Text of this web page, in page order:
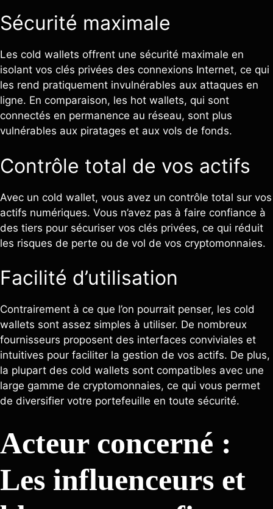
Sécurité maximale
Les cold wallets offrent une sécurité maximale en
isolant vos clés privées des connexions Internet, ce qui
les rend pratiquement invulnérables aux attaques en
ligne. En comparaison, les hot wallets, qui sont
connectés en permanence au réseau, sont plus
vulnérables aux piratages et aux vols de fonds.
Contrôle total de vos actifs
Avec un cold wallet, vous avez un contrôle total sur vos
actifs numériques. Vous n’avez pas à faire confiance à
des tiers pour sécuriser vos clés privées, ce qui réduit
les risques de perte ou de vol de vos cryptomonnaies.
Facilité d’utilisation
Contrairement à ce que l’on pourrait penser, les cold
wallets sont assez simples à utiliser. De nombreux
fournisseurs proposent des interfaces conviviales et
intuitives pour faciliter la gestion de vos actifs. De plus,
la plupart des cold wallets sont compatibles avec une
large gamme de cryptomonnaies, ce qui vous permet
de diversifier votre portefeuille en toute sécurité.
Acteur concerné :
Les influenceurs et